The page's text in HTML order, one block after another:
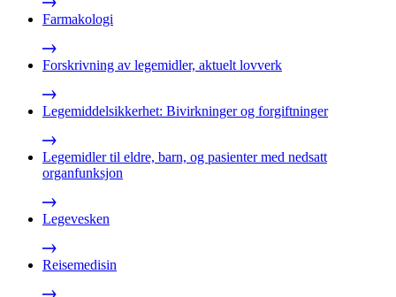
Farmakologi
Forskrivning av legemidler, aktuelt lovverk
Legemiddelsikkerhet: Bivirkninger og forgiftninger
Legemidler til eldre, barn, og pasienter med nedsatt
organfunksjon
Legevesken
Reisemedisin